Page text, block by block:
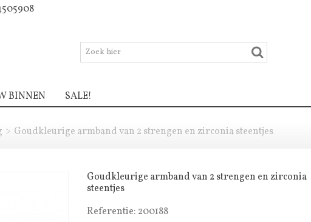
BINNEN SALE!
> Goudkleurige armband van 2 strengen en zirconia steentjes
Goudkleurige armband van 2 strengen en zirconia
steentjes
Referentie: 200188